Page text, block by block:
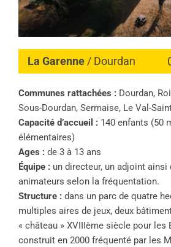
La Garenne/ Dourdan
Communes rattachées :Dourdan,
Sous-Dourdan, Sermaise, Le Val-
Capacité d’accueil :140 enfants (50
élémentaires)
Ages :de 3 à 13 ans
Équipe :un directeur, un adjoint ainsi
animateurs selon la fréquentation.
Structure :dans un parc de quatre
multiples aires de jeux, deux
« château » XVIIIème siècle pour les
construit en 2000 fréquenté par les